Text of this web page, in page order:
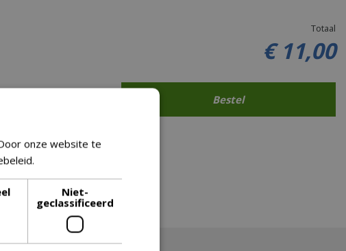
Totaal
€ 11,00
onze website te
Niet-
geclassificeerd